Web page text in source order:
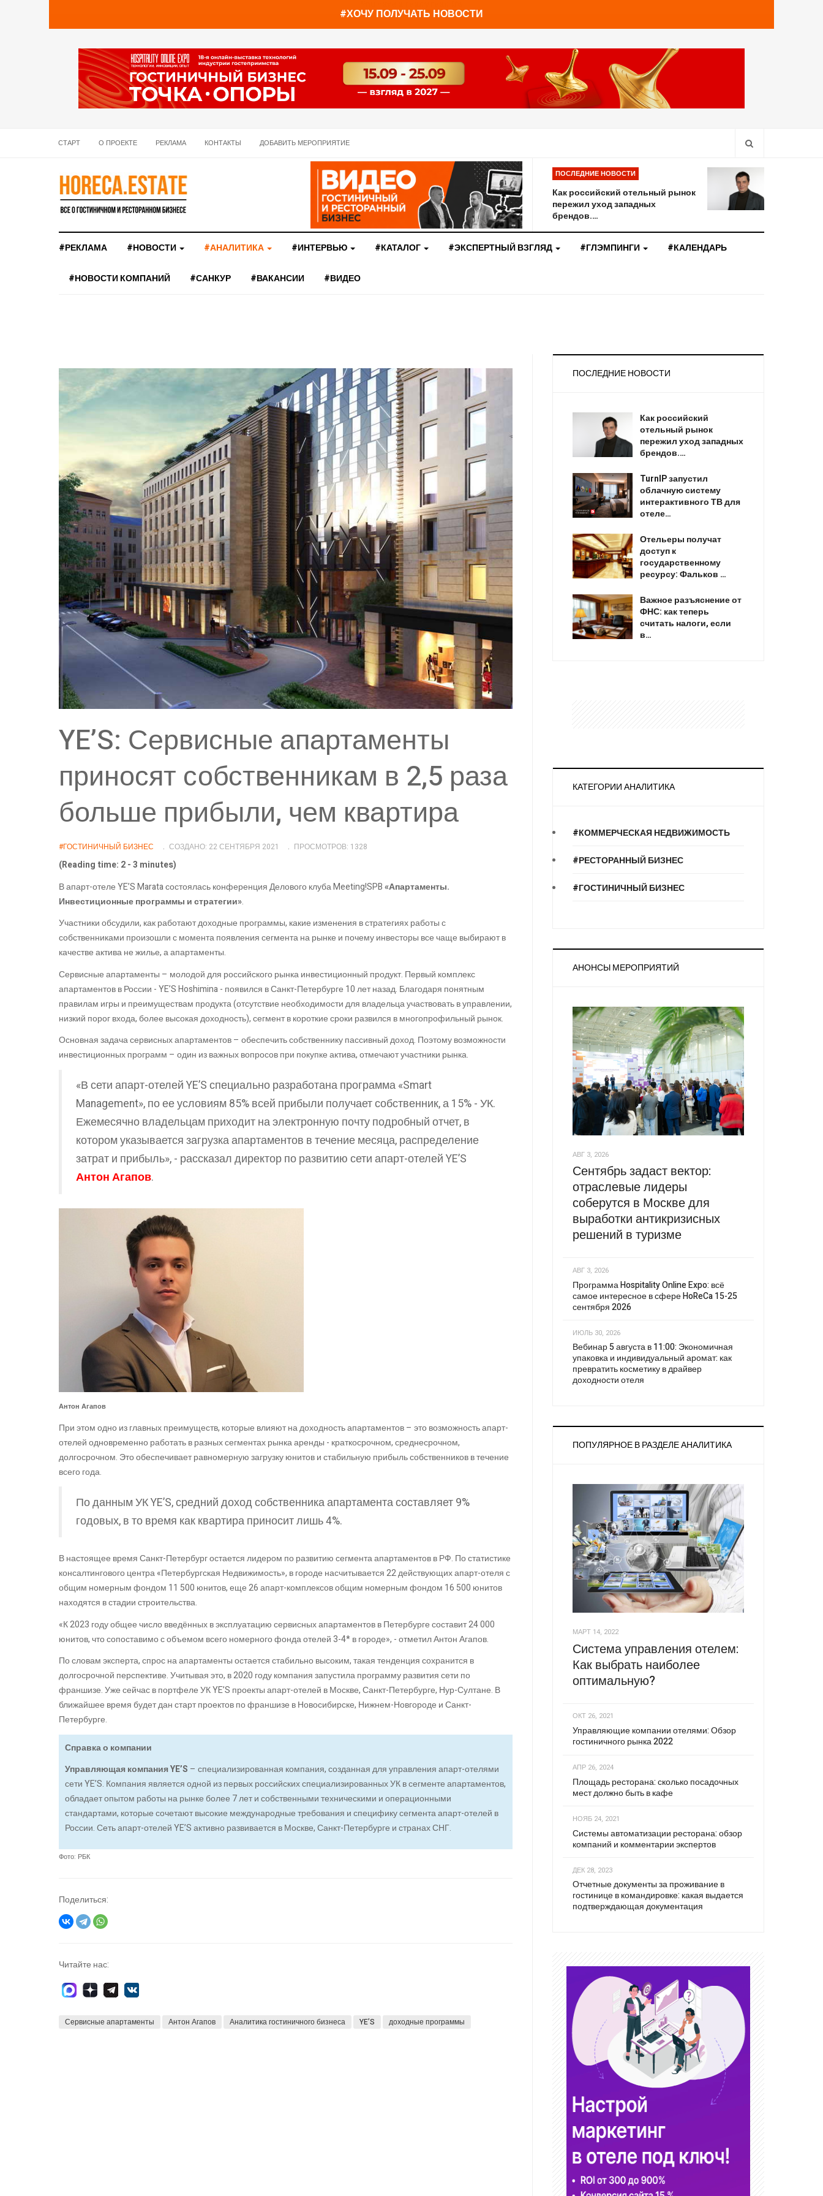
#ХОЧУ ПОЛУЧАТЬ НОВОСТИ
СТАРТ О ПРОЕКТЕ РЕКЛАМА КОНТАКТЫ ДОБАВИТЬ МЕРОПРИЯТИЕ
ПОСЛЕДНИЕ НОВОСТИ
Как российский отельный рынок
пережил уход западных
брендов.…
#РЕКЛАМА #НОВОСТИ #АНАЛИТИКА #ИНТЕРВЬЮ #КАТАЛОГ #ЭКСПЕРТНЫЙ ВЗГЛЯД #ГЛЭМПИНГИ #КАЛЕНДАРЬ
#НОВОСТИ КОМПАНИЙ #САНКУР #ВАКАНСИИ #ВИДЕО
YE’S: Сервисные апартаменты
приносят собственникам в 2,5 раза
больше прибыли, чем квартира
#ГОСТИНИЧНЫЙ БИЗНЕС СОЗДАНО: 22 СЕНТЯБРЯ 2021 ПРОСМОТРОВ: 1328
(Reading time: 2 - 3 minutes)
В апарт-отеле YE’S Marata состоялась конференция Делового клуба Meeting!SPB«Апартаменты.
Инвестиционные программы и стратегии».
Участники обсудили, как работают доходные программы, какие изменения в стратегиях работы с
собственниками произошли с момента появления сегмента на рынке и почему инвесторы все чаще выбирают в
качестве актива не жилье, а апартаменты.
Сервисные апартаменты – молодой для российского рынка инвестиционный продукт. Первый комплекс
апартаментов в России - YE’S Hoshimina - появился в Санкт-Петербурге 10 лет назад. Благодаря понятным
правилам игры и преимуществам продукта (отсутствие необходимости для владельца участвовать в управлении,
низкий порог входа, более высокая доходность), сегмент в короткие сроки развился в многопрофильный рынок.
Основная задача сервисных апартаментов – обеспечить собственнику пассивный доход. Поэтому возможности
инвестиционных программ – один из важных вопросов при покупке актива, отмечают участники рынка.
«В сети апарт-отелей YE’S специально разработана программа «Smart
Management», по ее условиям 85% всей прибыли получает собственник, а 15% - УК.
Ежемесячно владельцам приходит на электронную почту подробный отчет, в
котором указывается загрузка апартаментов в течение месяца, распределение
затрат и прибыль», - рассказал директор по развитию сети апарт-отелей YE’S
Антон Агапов.
Антон Агапов
При этом одно из главных преимуществ, которые влияют на доходность апартаментов – это возможность апарт-
отелей одновременно работать в разных сегментах рынка аренды - краткосрочном, среднесрочном,
долгосрочном. Это обеспечивает равномерную загрузку юнитов и стабильную прибыль собственников в течение
всего года.
По данным УК YE’S, средний доход собственника апартамента составляет 9%
годовых, в то время как квартира приносит лишь 4%.
В настоящее время Санкт-Петербург остается лидером по развитию сегмента апартаментов в РФ. По статистике
консалтингового центра «Петербургская Недвижимость», в городе насчитывается 22 действующих апарт-отеля с
общим номерным фондом 11 500 юнитов, еще 26 апарт-комплексов общим номерным фондом 16 500 юнитов
находятся в стадии строительства.
«К 2023 году общее число введённых в эксплуатацию сервисных апартаментов в Петербурге составит 24 000
юнитов, что сопоставимо с объемом всего номерного фонда отелей 3-4* в городе», - отметил Антон Агапов.
По словам эксперта, спрос на апартаменты остается стабильно высоким, такая тенденция сохранится в
долгосрочной перспективе. Учитывая это, в 2020 году компания запустила программу развития сети по
франшизе. Уже сейчас в портфеле УК YE’S проекты апарт-отелей в Москве, Санкт-Петербурге, Нур-Султане. В
ближайшее время будет дан старт проектов по франшизе в Новосибирске, Нижнем-Новгороде и Санкт-
Петербурге.
Справка о компании
Управляющая компания YE’S – специализированная компания, созданная для управления апарт-отелями
сети YE’S. Компания является одной из первых российских специализированных УК в сегменте апартаментов,
обладает опытом работы на рынке более 7 лет и собственными техническими и операционными
стандартами, которые сочетают высокие международные требования и специфику сегмента апарт-отелей в
России. Сеть апарт-отелей YE’S активно развивается в Москве, Санкт-Петербурге и странах СНГ.
Фото: РБК
Поделиться:
Читайте нас:
Сервисные апартаменты Антон Агапов Аналитика гостиничного бизнеса YE’S доходные программы
ПОСЛЕДНИЕ НОВОСТИ
Как российский
отельный рынок
пережил уход западных
брендов.…
TurnIP запустил
облачную систему
интерактивного ТВ для
отеле…
Отельеры получат
доступ к
государственному
ресурсу: Фальков …
Важное разъяснение от
ФНС: как теперь
считать налоги, если
в…
КАТЕГОРИИ АНАЛИТИКА
#КОММЕРЧЕСКАЯ НЕДВИЖИМОСТЬ
#РЕСТОРАННЫЙ БИЗНЕС
#ГОСТИНИЧНЫЙ БИЗНЕС
АНОНСЫ МЕРОПРИЯТИЙ
АВГ 3, 2026
Сентябрь задаст вектор:
отраслевые лидеры
соберутся в Москве для
выработки антикризисных
решений в туризме
АВГ 3, 2026
Программа Hospitality Online Expo: всё
самое интересное в сфере HoReCa 15-25
сентября 2026
ИЮЛЬ 30, 2026
Вебинар 5 августа в 11:00: Экономичная
упаковка и индивидуальный аромат: как
превратить косметику в драйвер
доходности отеля
ПОПУЛЯРНОЕ В РАЗДЕЛЕ АНАЛИТИКА
МАРТ 14, 2022
Система управления отелем:
Как выбрать наиболее
оптимальную?
ОКТ 26, 2021
Управляющие компании отелями: Обзор
гостиничного рынка 2022
АПР 26, 2024
Площадь ресторана: сколько посадочных
мест должно быть в кафе
НОЯБ 24, 2021
Системы автоматизации ресторана: обзор
компаний и комментарии экспертов
ДЕК 28, 2023
Отчетные документы за проживание в
гостинице в командировке: какая выдается
подтверждающая документация